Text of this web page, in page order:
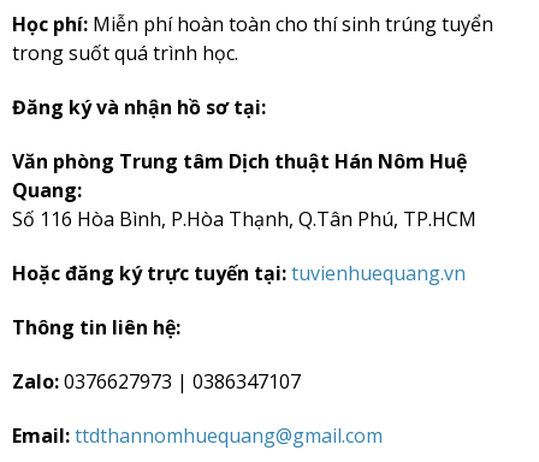
Học phí: Miễn phí hoàn toàn cho thí sinh trúng tuyển
trong suốt quá trình học.
Đăng ký và nhận hồ sơ tại:
Văn phòng Trung tâm Dịch thuật Hán Nôm Huệ
Quang:
Số 116 Hòa Bình, P.Hòa Thạnh, Q.Tân Phú, TP.HCM
Hoặc đăng ký trực tuyến tại:tuvienhuequang.vn
Thông tin liên hệ:
Zalo:0376627973 | 0386347107
Email:ttdthannomhuequang@gmail.com